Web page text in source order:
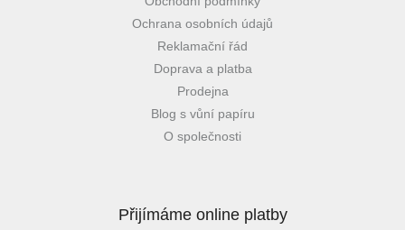
Ochrana osobních údajů
Reklamační řád
Doprava a platba
Prodejna
Blog s vůní papíru
O společnosti
Přijímáme online platby